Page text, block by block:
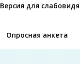
Версия для
Опросная анкета